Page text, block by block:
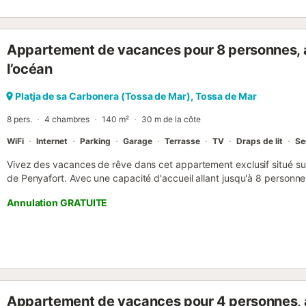
Appartement de vacances pour 8 personnes,
l’océan
Platja de sa Carbonera (Tossa de Mar), Tossa de Mar
8 pers. 4 chambres 140 m² 30 m de la côte
WiFi Internet Parking Garage Terrasse TV Draps de lit
Vivez des vacances de rêve dans cet appartement exclusif situé
de Penyafort. Avec une capacité d'accueil allant jusqu'à 8
comprend 4 chambres entièrement meublées, ainsi que 2 salles de
tous. La propriété dispose également d'un parking privé,
appartement est sa grande terrasse couverte, où vous pourrez
dîners en plein air tout en admirant la vue imprenable sur la mer,
appartement offre la base parfaite pour explorer tout ce que la
Annulation GRATUITE
Appartement de vacances pour 4 personnes,